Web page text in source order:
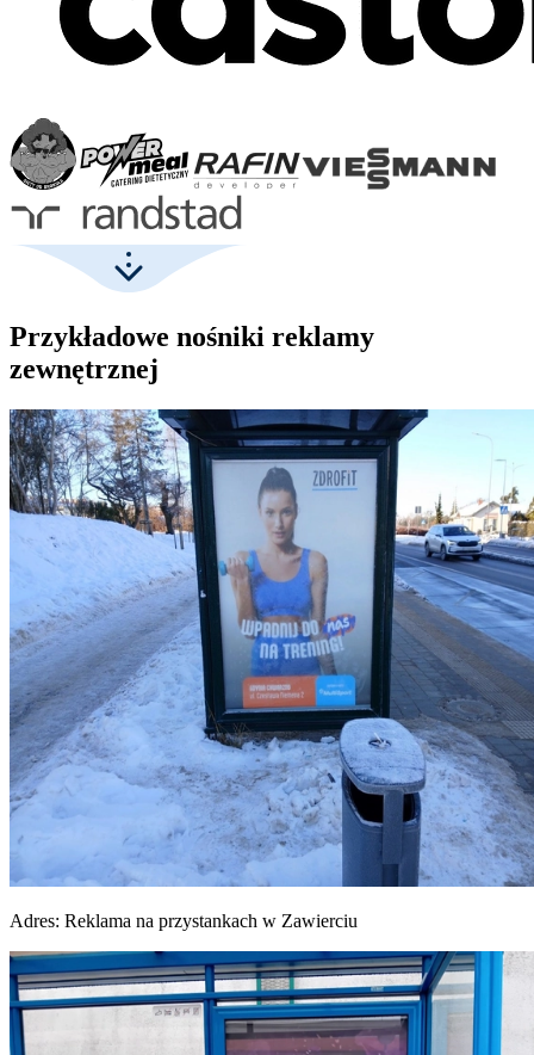
Przykładowe nośniki reklamy
zewnętrznej
Adres: Reklama na przystankach w Zawierciu